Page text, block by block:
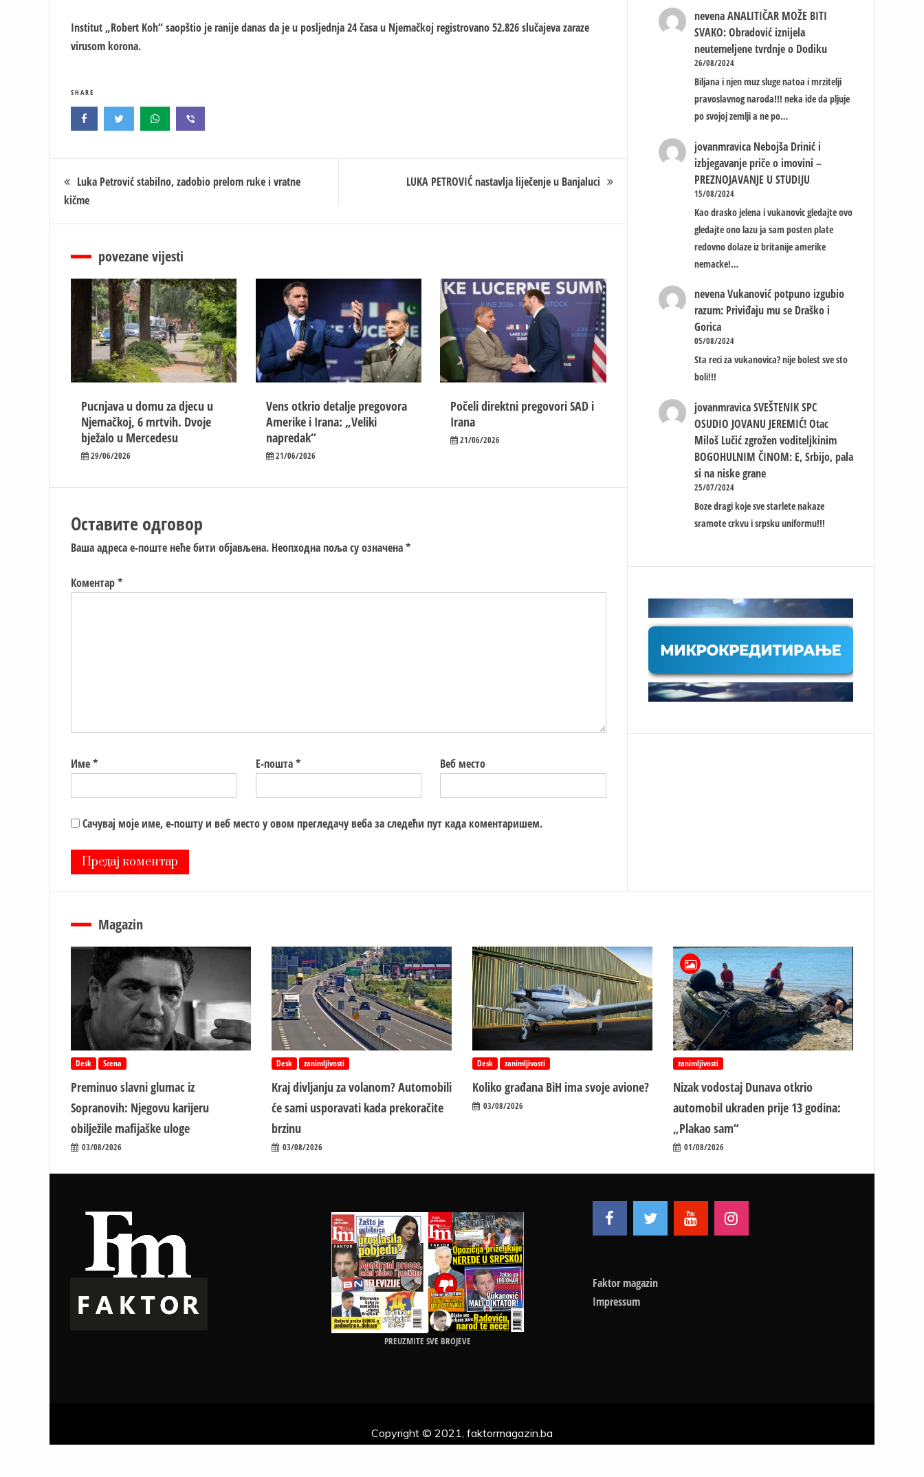
Institut „Robert Koh“ saopštio je ranije danas da je u posljednja 24 časa u Njemačkoj registrovano 52.826 slučajeva zaraze
virusom korona.
SHARE
Кретање
чланка
Luka Petrović stabilno, zadobio prelom ruke i vratne
kičme
LUKA PETROVIĆ nastavlja liječenje u Banjaluci
povezane vijesti
Pucnjava u domu za djecu u
Njemačkoj, 6 mrtvih. Dvoje
bježalo u Mercedesu
29/06/2026
Vens otkrio detalje pregovora
Amerike i Irana: „Veliki
napredak“
21/06/2026
Počeli direktni pregovori SAD i
Irana
21/06/2026
Оставите одговор
Ваша адреса е-поште неће бити објављена. Неопходна поља су означена*
Коментар*
Име* Е-пошта* Веб место
Сачувај моје име, е-пошту и веб место у овом прегледачу веба за следећи пут када коментаришем.
nevena ANALITIČAR MOŽE BITI
SVAKO: Obradović iznijela
neutemeljene tvrdnje o Dodiku
26/08/2024
Biljana i njen muz sluge natoa i mrzitelji
pravoslavnog naroda!!! neka ide da pljuje
po svojoj zemlji a ne po…
jovanmravica Nebojša Drinić i
izbjegavanje priče o imovini –
PREZNOJAVANJE U STUDIJU
15/08/2024
Kao drasko jelena i vukanovic gledajte ovo
gledajte ono lazu ja sam posten plate
redovno dolaze iz britanije amerike
nemacke!…
nevena Vukanović potpuno izgubio
razum: Priviđaju mu se Draško i
Gorica
05/08/2024
Sta reci za vukanovica? nije bolest sve sto
boli!!!
jovanmravica SVEŠTENIK SPC
OSUDIO JOVANU JEREMIĆ! Otac
Miloš Lučić zgrožen voditeljkinim
BOGOHULNIM ČINOM: E, Srbijo, pala
si na niske grane
25/07/2024
Boze dragi koje sve starlete nakaze
sramote crkvu i srpsku uniformu!!!
Magazin
Desk Scena
Preminuo slavni glumac iz
Sopranovih: Njegovu karijeru
obilježile mafijaške uloge
03/08/2026
Desk zanimljivosti
Kraj divljanju za volanom? Automobili
će sami usporavati kada prekoračite
brzinu
03/08/2026
Desk zanimljivosti
Koliko građana BiH ima svoje avione?
03/08/2026
zanimljivosti
Nizak vodostaj Dunava otkrio
automobil ukraden prije 13 godina:
„Plakao sam“
01/08/2026
PREUZMITE SVE BROJEVE
Faktor magazin
Impressum
Copyright © 2021, faktormagazin.ba